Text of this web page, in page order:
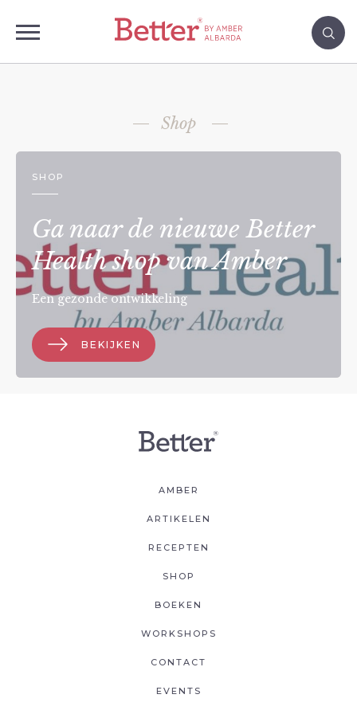
Shop
SHOP
Ga naar de nieuwe Better
Health shop van Amber
Een gezonde ontwikkeling
BEKIJKEN
AMBER
ARTIKELEN
RECEPTEN
SHOP
BOEKEN
WORKSHOPS
CONTACT
EVENTS